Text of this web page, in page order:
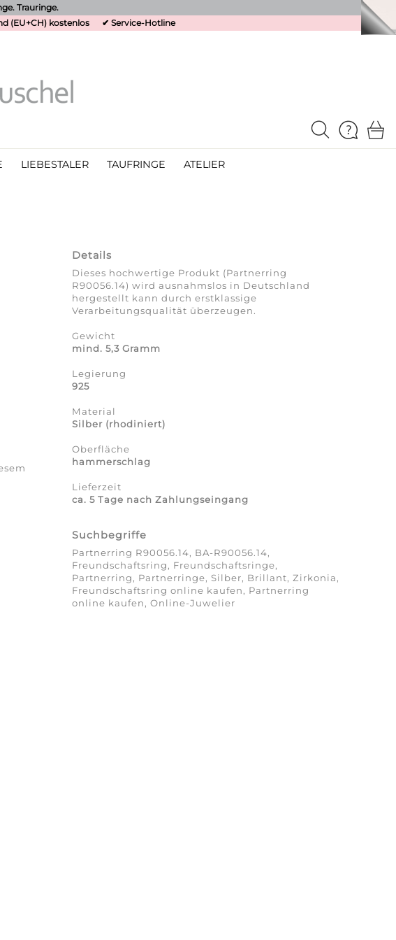
Trauringe.
(EU+CH) kostenlos ✔ Service-Hotline
LIEBESTALER TAUFRINGE ATELIER
Details
Dieses hochwertige Produkt (Partnerring
R90056.14) wird ausnahmslos in Deutschland
hergestellt kann durch erstklassige
Verarbeitungsqualität überzeugen.
Gewicht
mind. 5,3 Gramm
Legierung
925
Material
Silber (rhodiniert)
Oberfläche
hammerschlag
Lieferzeit
ca. 5 Tage nach Zahlungseingang
Suchbegriffe
Partnerring R90056.14, BA-R90056.14,
Freundschaftsring, Freundschaftsringe,
Partnerring, Partnerringe, Silber, Brillant, Zirkonia,
Freundschaftsring online kaufen, Partnerring
online kaufen, Online-Juwelier